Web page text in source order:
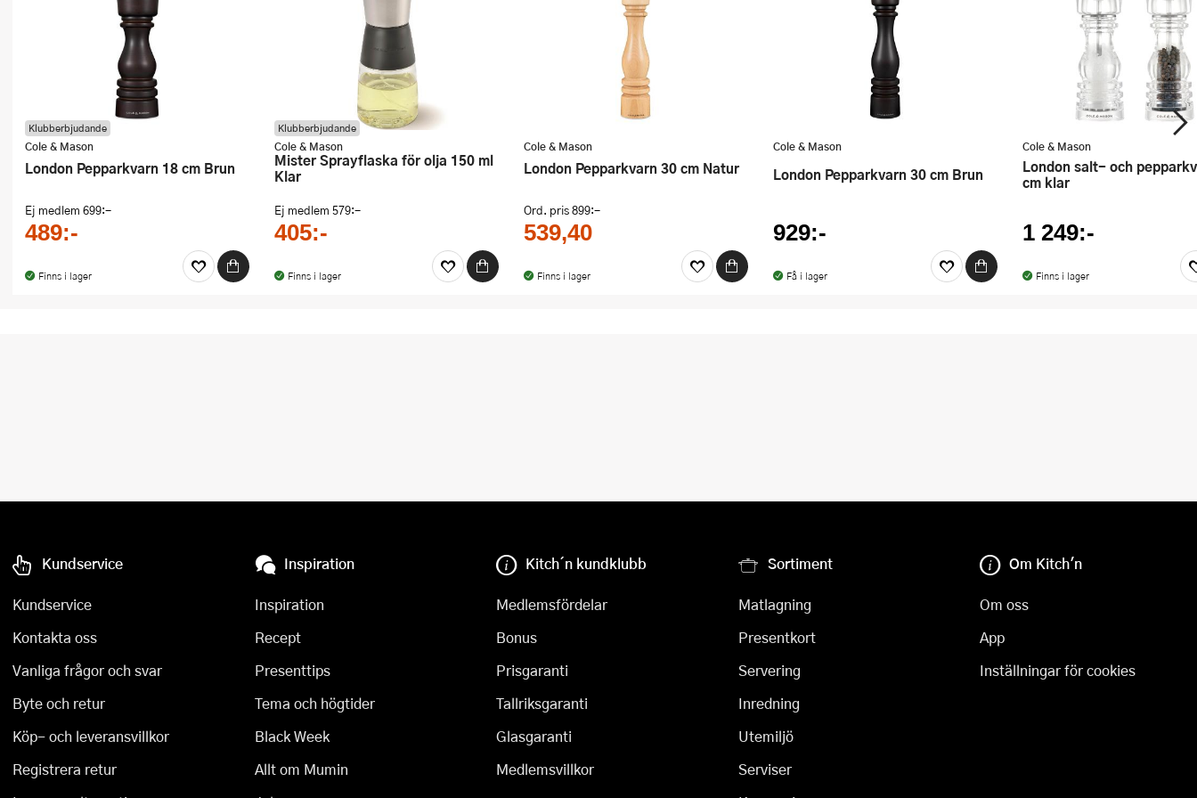
Klubberbjudande
Cole & Mason
London Pepparkvarn 18 cm Brun
Ej medlem 699:-
489:-
Finns i lager
Klubberbjudande
Cole & Mason
Mister Sprayflaska för olja 150 ml
Klar
Ej medlem 579:-
405:-
Finns i lager
Cole & Mason
London Pepparkvarn 30 cm Natur
Ord. pris899:-
539,40
Finns i lager
Cole & Mason
London Pepparkvarn 30 cm Brun
929:-
Få i lager
Cole & Mason
London salt- och pepparkvarn 18
cm klar
1 249:-
Finns i lager
Kundservice
Kundservice
Kontakta oss
Vanliga frågor och svar
Byte och retur
Köp- och leveransvillkor
Registrera retur
Inspiration
Inspiration
Recept
Presenttips
Tema och högtider
Black Week
Allt om Mumin
Kitch´n kundklubb
Medlemsfördelar
Bonus
Prisgaranti
Tallriksgaranti
Glasgaranti
Medlemsvillkor
Sortiment
Matlagning
Presentkort
Servering
Inredning
Utemiljö
Serviser
Om Kitch'n
Om oss
App
Inställningar för cookies